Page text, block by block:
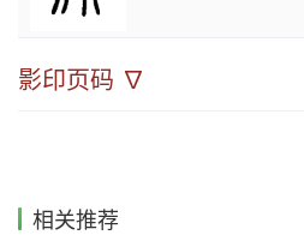
影印页码 ∇
相关推荐